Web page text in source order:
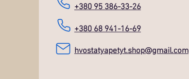
+380 95 386-33-26
+380 68 941-16-69
hvostatyapetyt.shop@gmail.com